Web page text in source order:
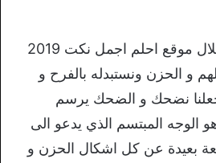
عرضنا لكم اليوم من خلال موقع احلم اجمل نكت 2019
و الحزن ونستبدله بالفرح و
نضحك و الضحك يرسم
الوجه المبتسم الذي يدعو الى
بعيدة عن كل اشكال الحزن و